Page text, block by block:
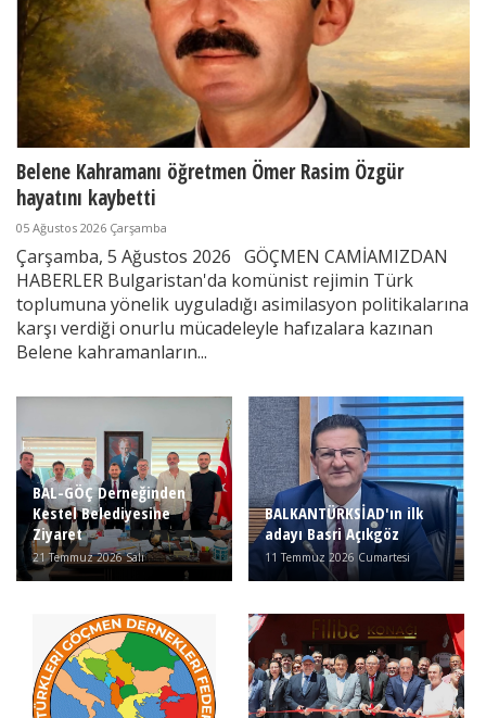
Belene Kahramanı öğretmen Ömer Rasim Özgür
hayatını kaybetti
05 Ağustos 2026 Çarşamba
Çarşamba, 5 Ağustos 2026 GÖÇMEN CAMİAMIZDAN
HABERLER Bulgaristan'da komünist rejimin Türk
toplumuna yönelik uyguladığı asimilasyon politikalarına
karşı verdiği onurlu mücadeleyle hafızalara kazınan
Belene kahramanların...
BAL-GÖÇ Derneğinden
Kestel Belediyesine
Ziyaret
21 Temmuz 2026 Salı
BALKANTÜRKSİAD'ın ilk
adayı Basri Açıkgöz
11 Temmuz 2026 Cumartesi